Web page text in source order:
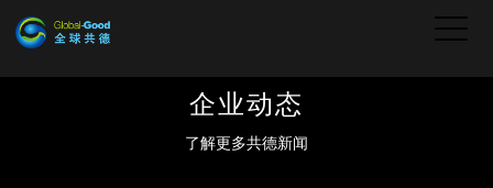
企业动态
了解更多共德新闻